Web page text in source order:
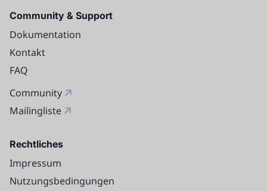
Community & Support
Dokumentation
Kontakt
FAQ
Community
Mailingliste
Rechtliches
Impressum
Nutzungsbedingungen